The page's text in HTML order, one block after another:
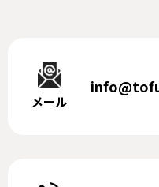
メール